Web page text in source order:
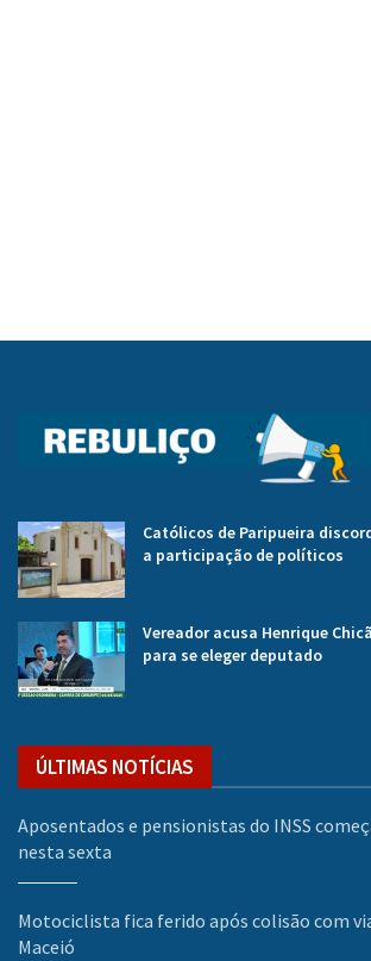
Católicos de Paripueira
a participação de políticos
Vereador acusa Henrique
para se eleger deputado
ÚLTIMAS NOTÍCIAS
Aposentados e pensionistas do INSS
nesta sexta
Motociclista fica ferido após colisão com
Maceió